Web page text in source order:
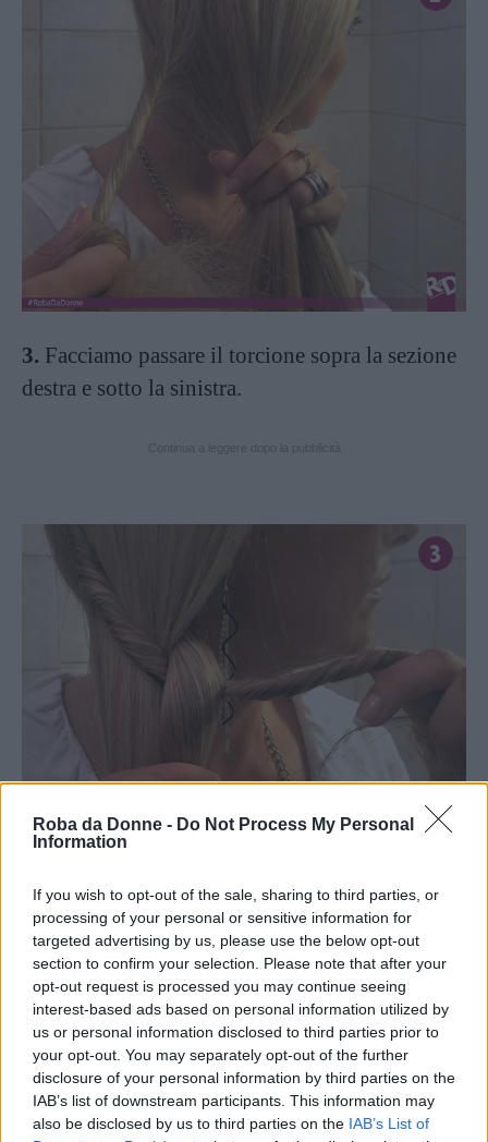
Roba da Donne - Do Not Process My Personal
Information
If you wish to opt-out of the sale, sharing to third parties, or
processing of your personal or sensitive information for
targeted advertising by us, please use the below opt-out
section to confirm your selection. Please note that after your
opt-out request is processed you may continue seeing
interest-based ads based on personal information utilized by
us or personal information disclosed to third parties prior to
your opt-out. You may separately opt-out of the further
disclosure of your personal information by third parties on the
IAB’s list of downstream participants. This information may
also be disclosed by us to third parties on the IAB’s List of
3. Facciamo passare il torcione sopra la sezione
destra e sotto la sinistra.
4.La stessa ciocca portiamola sopra la sezione
sinistra e sotto quella destra.
Continua a leggere dopo la pubblicità